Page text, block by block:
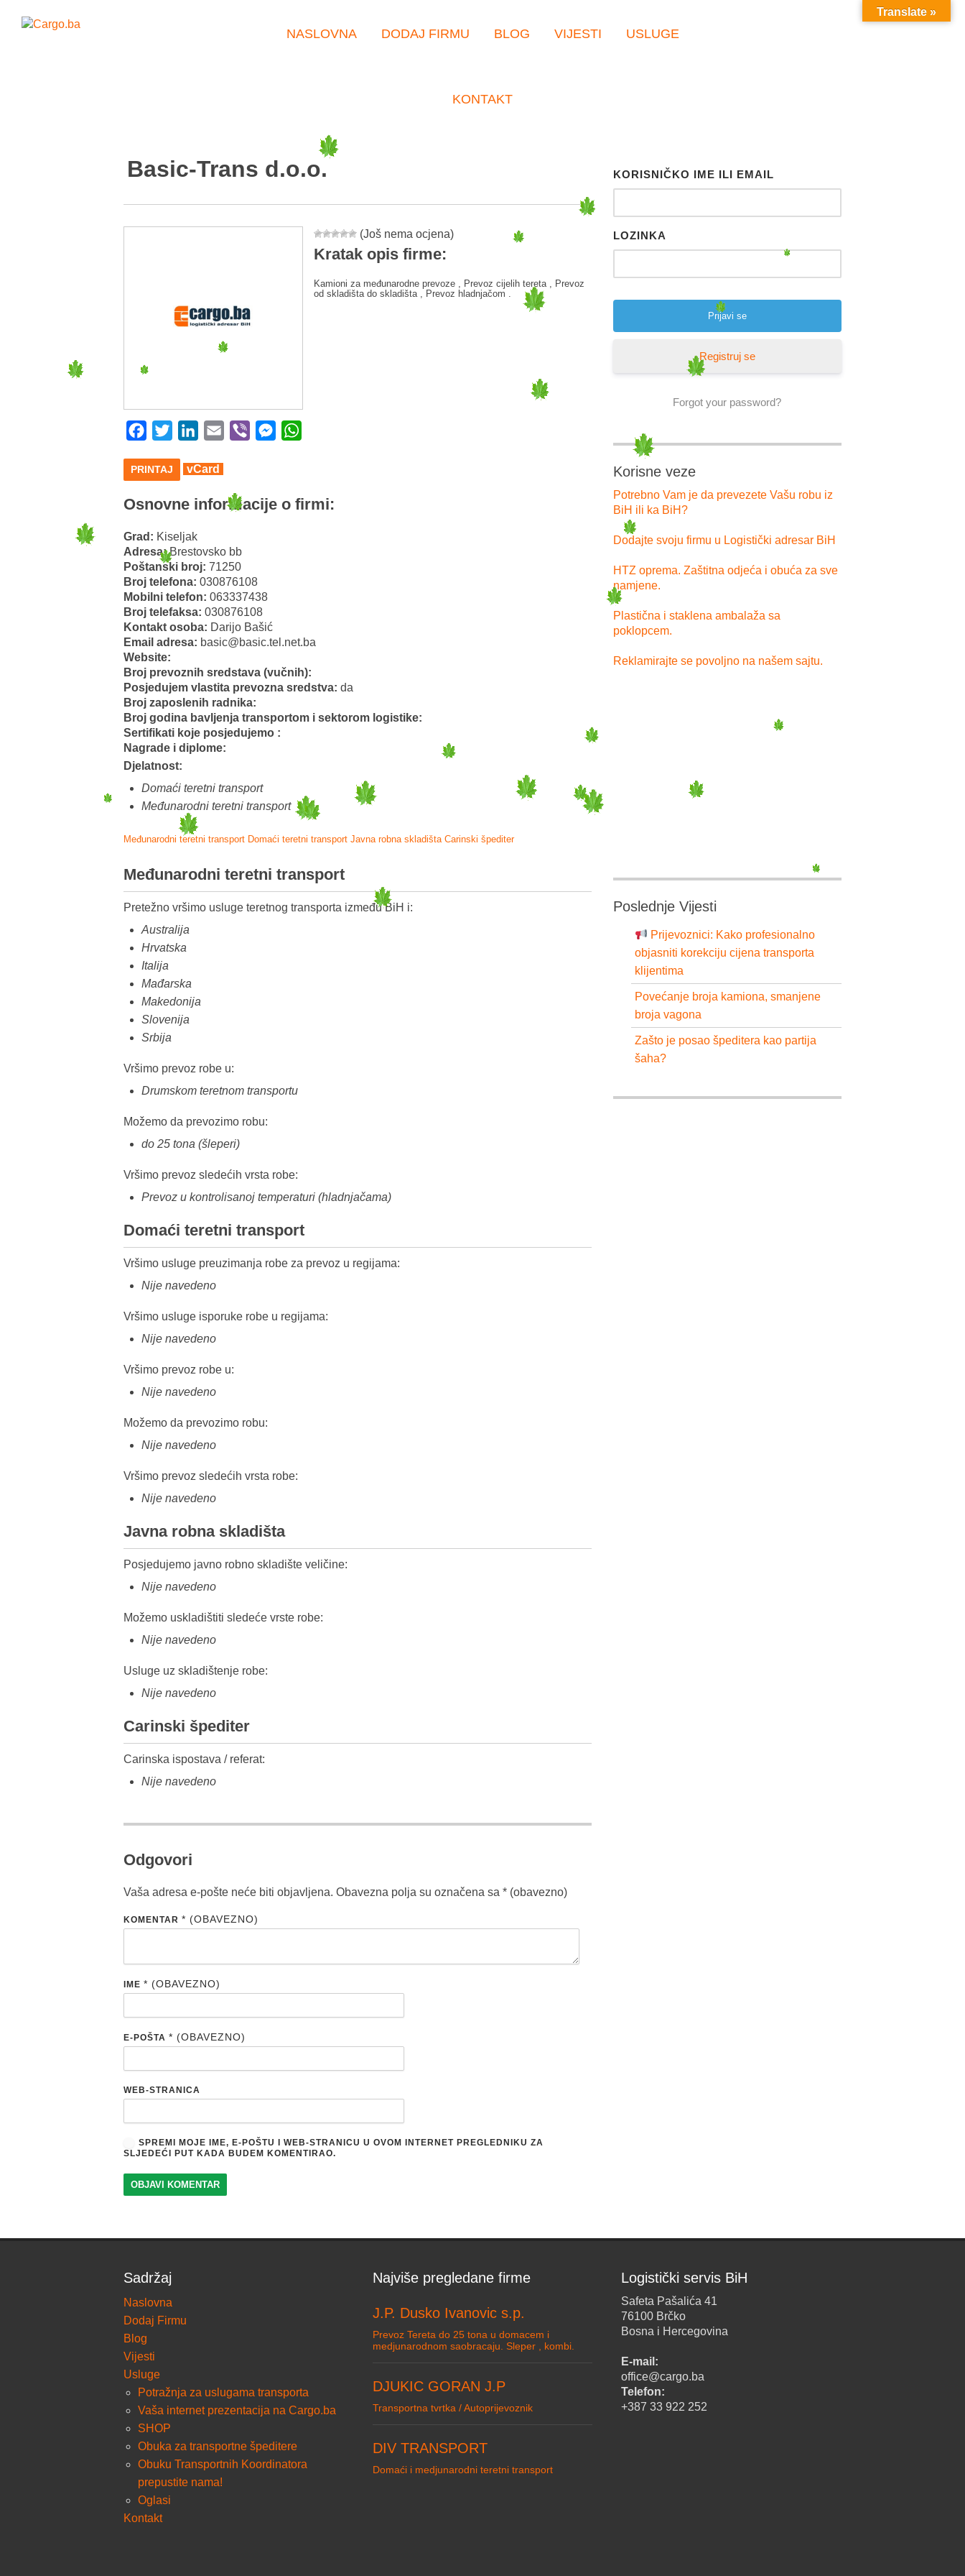
NASLOVNA DODAJ FIRMU BLOG VIJESTI USLUGE
KONTAKT
Basic-Trans d.o.o.
(Još nema ocjena)
Kratak opis firme:
Kamioni za međunarodne prevoze , Prevoz cijelih tereta , Prevoz
od skladišta do skladišta , Prevoz hladnjačom .
Facebook
Twitter LinkedIn
Email Viber Messenger
PRINTAJ vCard
Osnovne informacije o firmi:
Grad: Kiseljak
Adresa:Brestovsko bb
Poštanski broj: 71250
Broj telefona: 030876108
Mobilni telefon: 063337438
Broj telefaksa: 030876108
Kontakt osoba: Darijo Bašić
Email adresa: basic@basic.tel.net.ba
Website:
Broj prevoznih sredstava (vučnih):
Posjedujem vlastita prevozna sredstva: da
Broj zaposlenih radnika:
Broj godina bavljenja transportom i sektorom logistike:
Sertifikati koje posjedujemo :
Nagrade i diplome:
Djelatnost:
Domaći teretni transport
Međunarodni teretni transport
Međunarodni teretni transport Domaći teretni transport Javna robna skladišta Carinski špediter
Međunarodni teretni transport
Pretežno vršimo usluge teretnog transporta između BiH i:
Australija
Hrvatska
Italija
Mađarska
Makedonija
Slovenija
Srbija
Vršimo prevoz robe u:
Drumskom teretnom transportu
Možemo da prevozimo robu:
do 25 tona (šleperi)
Vršimo prevoz sledećih vrsta robe:
Prevoz u kontrolisanoj temperaturi (hladnjačama)
Domaći teretni transport
Vršimo usluge preuzimanja robe za prevoz u regijama:
Nije navedeno
Vršimo usluge isporuke robe u regijama:
Nije navedeno
Vršimo prevoz robe u:
Nije navedeno
Možemo da prevozimo robu:
Nije navedeno
Vršimo prevoz sledećih vrsta robe:
Nije navedeno
Javna robna skladišta
Posjedujemo javno robno skladište veličine:
Nije navedeno
Možemo uskladištiti sledeće vrste robe:
Nije navedeno
Usluge uz skladištenje robe:
Nije navedeno
Carinski špediter
Carinska ispostava / referat:
Nije navedeno
Odgovori
Vaša adresa e-pošte neće biti objavljena. Obavezna polja su označena sa * (obavezno)
KOMENTAR * (OBAVEZNO)
IME * (OBAVEZNO)
E-POŠTA * (OBAVEZNO)
WEB-STRANICA
SPREMI MOJE IME, E-POŠTU I WEB-STRANICU U OVOM INTERNET PREGLEDNIKU ZA
SLJEDEĆI PUT KADA BUDEM KOMENTIRAO.
KORISNIČKO IME ILI EMAIL
LOZINKA
Registruj se
Forgot your password?
Korisne veze
Potrebno Vam je da prevezete Vašu robu iz
BiH ili ka BiH?
Dodajte svoju firmu u Logistički adresar BiH
HTZ oprema. Zaštitna odjeća i obuća za sve
namjene.
Plastična i staklena ambalaža sa
poklopcem.
Reklamirajte se povoljno na našem sajtu.
Poslednje Vijesti
Prijevoznici: Kako profesionalno
objasniti korekciju cijena transporta
klijentima
Povećanje broja kamiona, smanjene
broja vagona
Zašto je posao špeditera kao partija
šaha?
Sadržaj
Naslovna
Dodaj Firmu
Blog
Vijesti
Usluge
Potražnja za uslugama transporta
Vaša internet prezentacija na Cargo.ba
SHOP
Obuka za transportne špeditere
Obuku Transportnih Koordinatora
prepustite nama!
Oglasi
Kontakt
Najviše pregledane firme
J.P. Dusko Ivanovic s.p.
Prevoz Tereta do 25 tona u domacem i
medjunarodnom saobracaju. Sleper , kombi.
DJUKIC GORAN J.P
Transportna tvrtka / Autoprijevoznik
DIV TRANSPORT
Domaći i medjunarodni teretni transport
Logistički servis BiH
Safeta Pašalića 41
76100 Brčko
Bosna i Hercegovina
E-mail:
office@cargo.ba
Telefon:
+387 33 922 252
Translate »